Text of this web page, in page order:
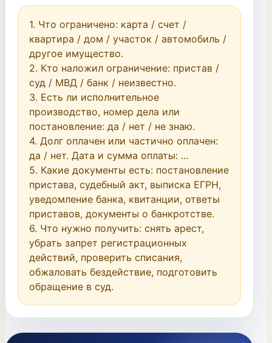
1. Что ограничено: карта / счет /
квартира / дом / участок / автомобиль /
другое имущество.
2. Кто наложил ограничение: пристав /
суд / МВД / банк / неизвестно.
3. Есть ли исполнительное
производство, номер дела или
постановление: да / нет / не знаю.
4. Долг оплачен или частично оплачен:
да / нет. Дата и сумма оплаты: ...
5. Какие документы есть: постановление
пристава, судебный акт, выписка ЕГРН,
уведомление банка, квитанции, ответы
приставов, документы о банкротстве.
6. Что нужно получить: снять арест,
убрать запрет регистрационных
действий, проверить списания,
обжаловать бездействие, подготовить
обращение в суд.